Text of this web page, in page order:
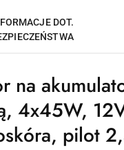
DOT.
na
4x45W,
pilot